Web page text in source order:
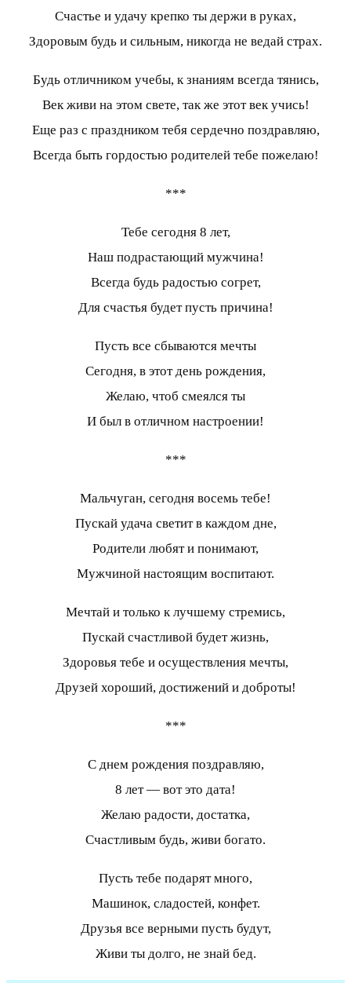
Счастье и удачу крепко ты держи в руках,
Здоровым будь и сильным, никогда не ведай страх.
Будь отличником учебы, к знаниям всегда тянись,
Век живи на этом свете, так же этот век учись!
Еще раз с праздником тебя сердечно поздравляю,
Всегда быть гордостью родителей тебе пожелаю!
***
Тебе сегодня 8 лет,
Наш подрастающий мужчина!
Всегда будь радостью согрет,
Для счастья будет пусть причина!
Пусть все сбываются мечты
Сегодня, в этот день рождения,
Желаю, чтоб смеялся ты
И был в отличном настроении!
***
Мальчуган, сегодня восемь тебе!
Пускай удача светит в каждом дне,
Родители любят и понимают,
Мужчиной настоящим воспитают.
Мечтай и только к лучшему стремись,
Пускай счастливой будет жизнь,
Здоровья тебе и осуществления мечты,
Друзей хороший, достижений и доброты!
***
С днем рождения поздравляю,
8 лет — вот это дата!
Желаю радости, достатка,
Счастливым будь, живи богато.
Пусть тебе подарят много,
Машинок, сладостей, конфет.
Друзья все верными пусть будут,
Живи ты долго, не знай бед.